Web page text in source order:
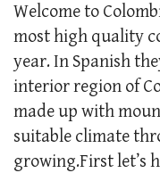
Welcome to
most high quality
year. In Spanish
interior region of
made up with
suitable climate
growing.First let’s